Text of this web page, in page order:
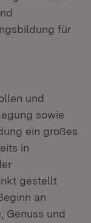
für
und
sowie
ein großes
in
gestellt
an
Genuss und